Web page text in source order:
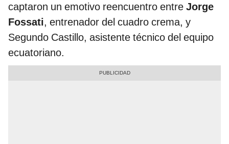
captaron un emotivo reencuentro entre Jorge
Fossati, entrenador del cuadro crema, y
Segundo Castillo, asistente técnico del equipo
ecuatoriano.